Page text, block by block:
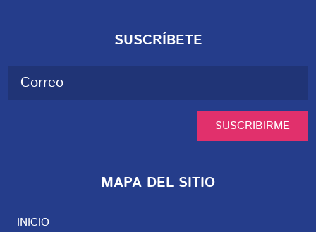
SUSCRÍBETE
SUSCRIBIRME
MAPA DEL SITIO
INICIO